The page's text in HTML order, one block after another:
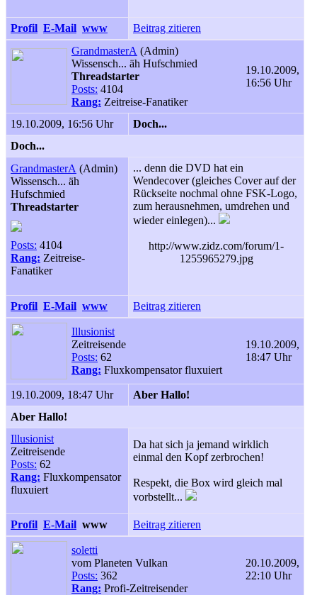
Profil E-Mail www
Beitrag zitieren
GrandmasterA (Admin)
Wissensch... äh Hufschmied
Threadstarter
Posts: 4104
Rang: Zeitreise-Fanatiker
19.10.2009,
16:56 Uhr
19.10.2009, 16:56 Uhr
Doch...
Doch...
GrandmasterA (Admin)
Wissensch... äh
Hufschmied
Threadstarter
Posts: 4104
Rang: Zeitreise-
Fanatiker
... denn die DVD hat ein
Wendecover (gleiches Cover auf der
Rückseite nochmal ohne FSK-Logo,
zum herausnehmen, umdrehen und
wieder einlegen)...
http://www.zidz.com/forum/1-
1255965279.jpg
Profil E-Mail www Beitrag zitieren
Illusionist
Zeitreisende
Posts: 62
Rang: Fluxkompensator fluxuiert
19.10.2009,
18:47 Uhr
19.10.2009, 18:47 Uhr
Aber Hallo!
Aber Hallo!
Illusionist
Zeitreisende
Posts: 62
Rang: Fluxkompensator
fluxuiert
Da hat sich ja jemand wirklich
einmal den Kopf zerbrochen!
Respekt, die Box wird gleich mal
vorbstellt...
Profil E-Mail www Beitrag zitieren
soletti
vom Planeten Vulkan
Posts: 362
Rang: Profi-Zeitreisender
20.10.2009,
22:10 Uhr